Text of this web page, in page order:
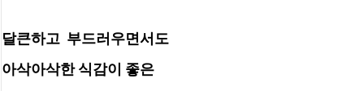
달큰하고  부드러우면서도
아삭아삭한 식감이 좋은